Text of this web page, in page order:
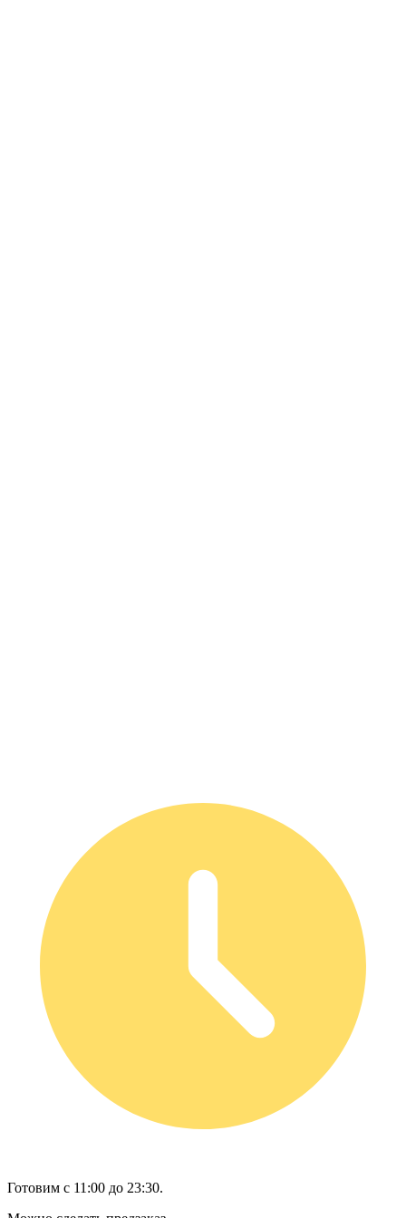
Готовим с 11:00 до 23:30.